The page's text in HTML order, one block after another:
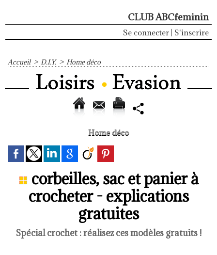
CLUB ABCfeminin
Se connecter S'inscrire
Accueil > D.I.Y. > Home déco
Home déco
corbeilles, sac et panier à
crocheter - explications
gratuites
Spécial crochet : réalisez ces modèles gratuits !